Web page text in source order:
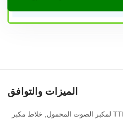
الميزات والتوافق
ميكروفون لاسلكي TTD M09 UHF لمكبر الصوت المحمول, خلاط مكبر